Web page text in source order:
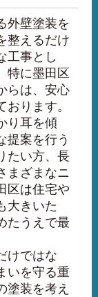
外壁塗装を
整えるだけ
工事とし
特に墨田区
らは、安心
ります。
り耳を傾
提案を行う
たい方、長
まざまなニ
区は住宅や
大きいた
たうえで最
けではな
いを守る重
塗装を考え